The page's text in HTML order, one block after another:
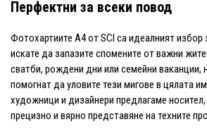
Перфектни за всеки повод
Фотохартиите A4 от SCI са идеалният избор
искате да запазите спомените от важни
сватби, рождени дни или семейни ваканции,
помогнат да уловите тези мигове в цялата
художници и дизайнери предлагаме
прецизно и вярно представяне на техните